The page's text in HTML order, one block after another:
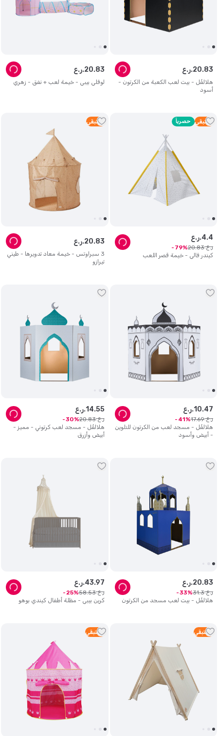
هلالفُل - بيت لعب الكعبة من الكرتون -
أسود
ر.ع.20.83
لوفلي بيبي - خيمة لعب + نفق - زهري
ر.ع.20.83
1 متبقي حصرياً
كيندر فالي - خيمة قصر اللعب
ر.ع.4.4
ر.ع. 20.83
79
1 متبقي
3 سبراوتس - خيمة معاد تدويرها - طيني
تيرازو
ر.ع.20.83
هلالفُل - مسجد لعب من الكرتون للتلوين
- أبيض وأسود
ر.ع.10.47
ر.ع. 17.69
41
هلالفُل - مسجد لعب كرتوني - مميز -
أبيض وأزرق
ر.ع.14.55
ر.ع. 20.83
30
هلالفُل - بيت لعب مسجد من الكرتون
ر.ع.20.83
ر.ع. 31.3
33
كرين بيبي - مظلة أطفال كيندي بوهو
ر.ع.43.97
ر.ع. 58.53
25
3 متبقي 3 متبقي